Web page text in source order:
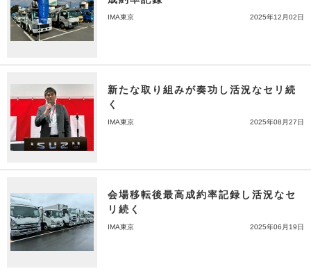
IMA東京 2025年12月02日
新たな取り組みが奏功し活況なセリ続
く
IMA東京 2025年08月27日
会場移転後最高成約率記録し活況なセ
リ続く
IMA東京 2025年06月19日